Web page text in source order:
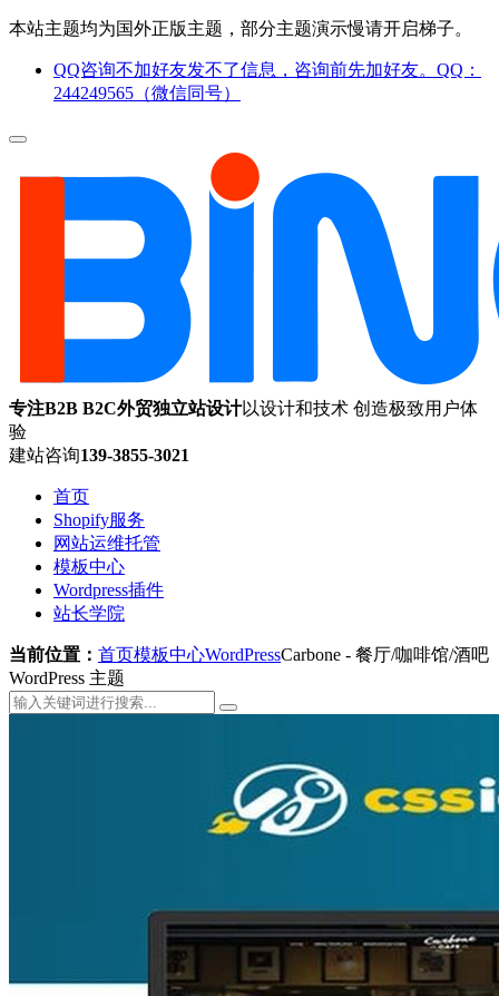
本站主题均为国外正版主题，部分主题演示慢请开启梯子。
QQ咨询不加好友发不了信息，咨询前先加好友。QQ：
244249565（微信同号）
专注B2B B2C外贸独立站设计以设计和技术 创造极致用户体
验
建站咨询139-3855-3021
首页
Shopify服务
网站运维托管
模板中心
Wordpress插件
站长学院
当前位置： 首页模板中心WordPressCarbone - 餐厅/咖啡馆/酒吧
WordPress 主题